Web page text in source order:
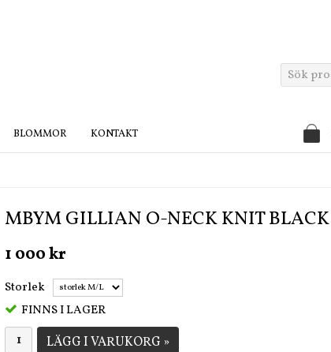
BLOMMOR KONTAKT
MBYM GILLIAN O-NECK KNIT BLACK
1 000 kr
Storlek
FINNS I LAGER
LÄGG I VARUKORG »